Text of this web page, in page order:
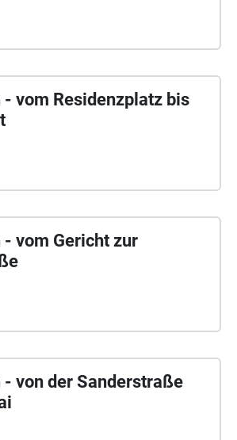
- vom Residenzplatz bis
- vom Gericht zur
- von der Sanderstraße